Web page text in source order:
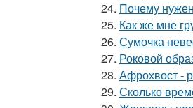
24. Почему
25. Как же мне
26. Сумочка
27. Роковой
28. Афрохвост -
29. Сколько